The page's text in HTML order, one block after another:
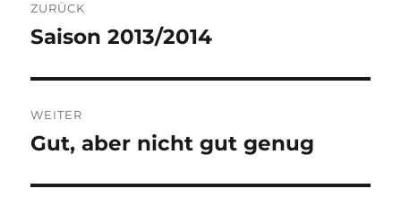
ZURÜCK
Vorheriger
Saison 2013/2014
WEITER
Nächster
Gut, aber nicht gut genug